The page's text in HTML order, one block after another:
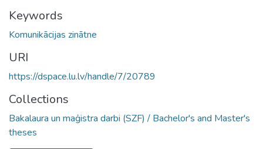
Keywords
Komunikācijas zinātne
URI
https://dspace.lu.lv/handle/7/20789
Collections
Bakalaura un maģistra darbi (SZF) / Bachelor's and Master's
theses